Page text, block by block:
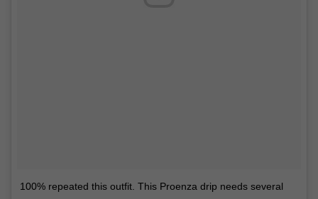
100% repeated this outfit. This Proenza drip needs several